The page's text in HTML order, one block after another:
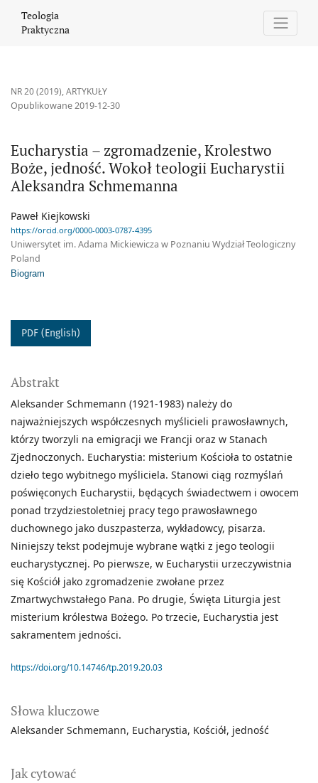
Teologia
Praktyczna
NR 20 (2019),ARTYKUŁY
Eucharystia – zgromadzenie, Krolestwo
Boże, jedność. Wokoł teologii Eucharystii
Aleksandra Schmemanna
Opublikowane 2019-12-30
Paweł Kiejkowski
https://orcid.org/0000-0003-0787-4395
Uniwersytet im. Adama Mickiewicza w Poznaniu Wydział Teologiczny
Poland
Biogram
PDF (English)
Słowa kluczowe
Aleksander Schmemann Eucharystia Kościół jedność
Jak cytować
Abstrakt
Aleksander Schmemann (1921-1983) należy do
najważniejszych współczesnych myślicieli prawosławnych,
którzy tworzyli na emigracji we Francji oraz w Stanach
Zjednoczonych. Eucharystia: misterium Kościoła to ostatnie
dzieło tego wybitnego myśliciela. Stanowi ciąg rozmyślań
poświęconych Eucharystii, będących świadectwem i owocem
ponad trzydziestoletniej pracy tego prawosławnego
duchownego jako duszpasterza, wykładowcy, pisarza.
Niniejszy tekst podejmuje wybrane wątki z jego teologii
eucharystycznej. Po pierwsze, w Eucharystii urzeczywistnia
się Kościół jako zgromadzenie zwołane przez
Zmartwychwstałego Pana. Po drugie, Święta Liturgia jest
misterium królestwa Bożego. Po trzecie, Eucharystia jest
sakramentem jedności.
https://doi.org/10.14746/tp.2019.20.03